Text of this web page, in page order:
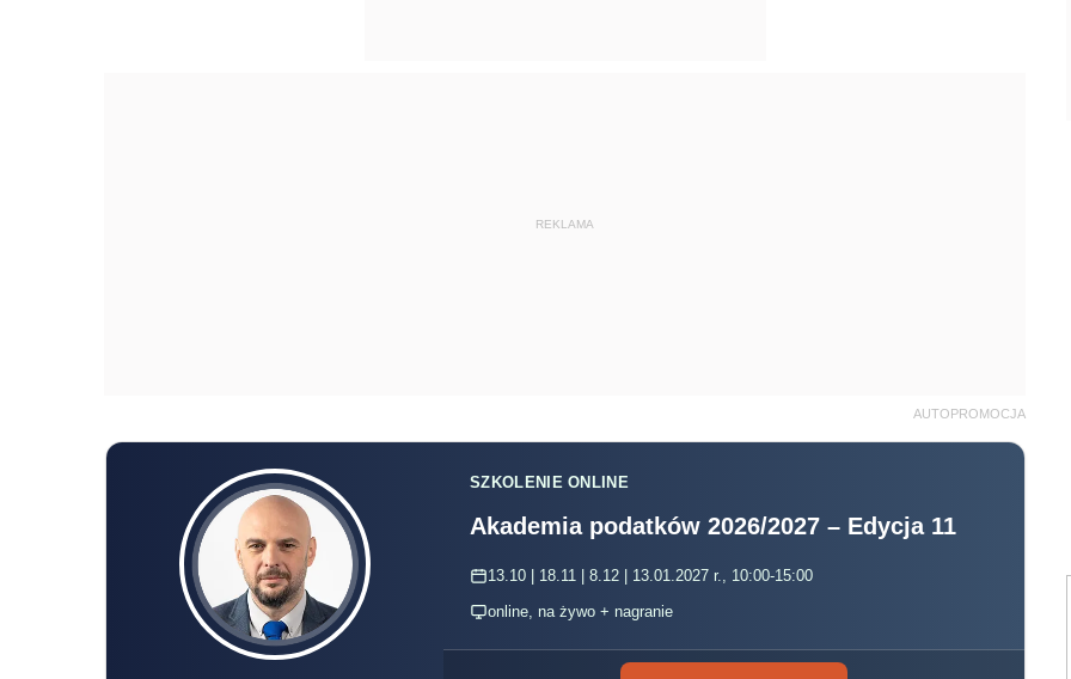
REKLAMA
AUTOPROMOCJA
SZKOLENIE ONLINE
Akademia podatków 2026/2027 – Edycja 11
13.10 | 18.11 | 8.12 | 13.01.2027 r., 10:00-15:00
online, na żywo + nagranie